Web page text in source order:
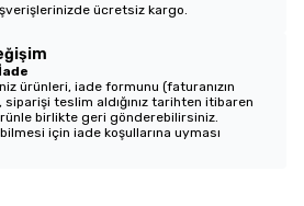
ücretsiz kargo.
ürünleri, iade formunu (faturanızın
teslim aldığınız tarihten itibaren
birlikte geri gönderebilirsiniz.
için iade koşullarına uyması